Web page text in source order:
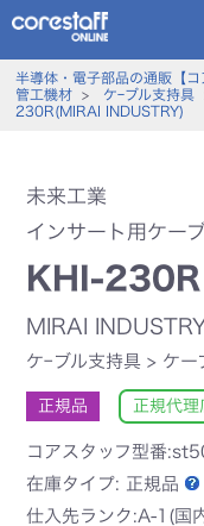
半導体・電子部品の通販【
管工機材> ケｰブル支持具
230R(MIRAI INDUSTRY)
未来工業
インサート用ケー
KHI-230R
MIRAI
ケｰブル支持具 > ケー
正規品 正規代理
コアスタッフ型番
在庫タイプ: 正規品
仕入先ランク:A-1(国